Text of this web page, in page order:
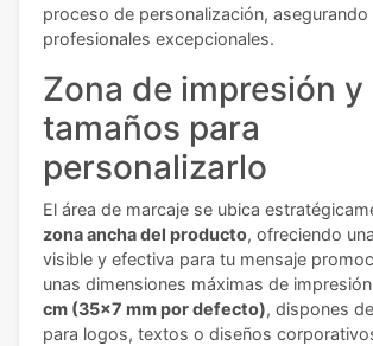
proceso de personalización,
profesionales excepcionales.
Zona de impresión y
tamaños para
personalizarlo
El área de marcaje se ubica
zona ancha del producto, ofreciendo
visible y efectiva para tu mensaje
unas dimensiones máximas de
cm (35x7 mm por defecto), dispones
para logos, textos o diseños